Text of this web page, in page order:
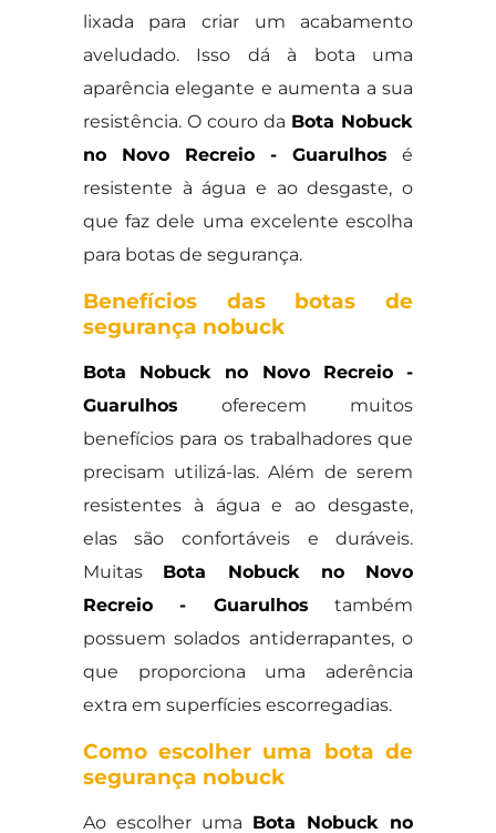
lixada para criar um acabamento
aveludado. Isso dá à bota uma
aparência elegante e aumenta a sua
resistência. O couro da Bota Nobuck
no Novo Recreio - Guarulhos é
resistente à água e ao desgaste, o
que faz dele uma excelente escolha
para botas de segurança.
Benefícios das botas de
segurança nobuck
Bota Nobuck no Novo Recreio -
Guarulhos oferecem muitos
benefícios para os trabalhadores que
precisam utilizá-las. Além de serem
resistentes à água e ao desgaste,
elas são confortáveis e duráveis.
Muitas Bota Nobuck no Novo
Recreio - Guarulhos também
possuem solados antiderrapantes, o
que proporciona uma aderência
extra em superfícies escorregadias.
Como escolher uma bota de
segurança nobuck
Ao escolher uma Bota Nobuck no